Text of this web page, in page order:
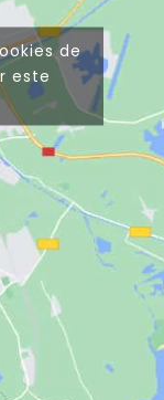
de
este